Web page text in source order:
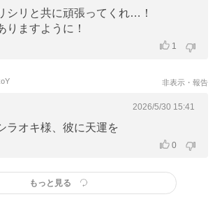
シリと共に頑張ってくれ…！
りますように！
1
非表示・報告
2026/5/30 15:41
ラオキ様、彼に天運を
0
もっと見る